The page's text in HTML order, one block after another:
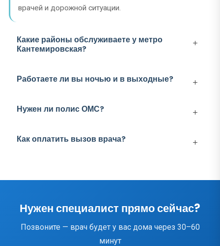
врачей и дорожной ситуации.
Какие районы обслуживаете у метро
Кантемировская?
Работаете ли вы ночью и в выходные?
Нужен ли полис ОМС?
Как оплатить вызов врача?
Нужен специалист прямо сейчас?
Позвоните — врач будет у вас дома через 30–60
минут